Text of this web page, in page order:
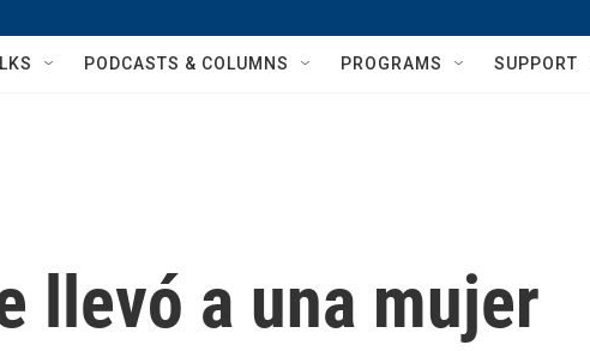
PODCASTS & COLUMNS PROGRAMS SUPPORT
llevó a una mujer